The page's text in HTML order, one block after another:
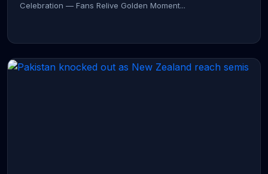
Celebration — Fans Relive Golden Moment...